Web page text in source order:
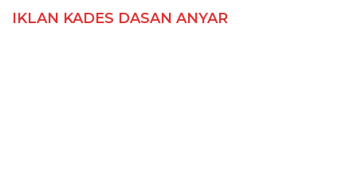
IKLAN KADES DASAN ANYAR